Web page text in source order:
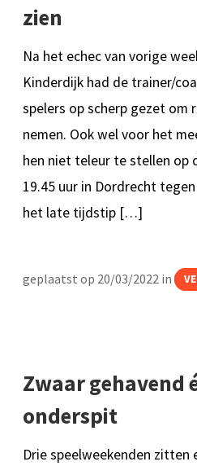
zien
Na het echec van vorige
Kinderdijk had de trainer/
spelers op scherp gezet om
nemen. Ook wel voor het
hen niet teleur te stellen op
19.45 uur in Dordrecht
het late tijdstip […]
geplaatst op 20/03/2022 in
Zwaar gehavend
onderspit
Drie speelweekenden zitten